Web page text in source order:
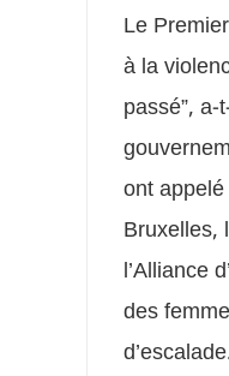
Le
à la
passé”,
ont
Bruxelles,
l’Alliance
des